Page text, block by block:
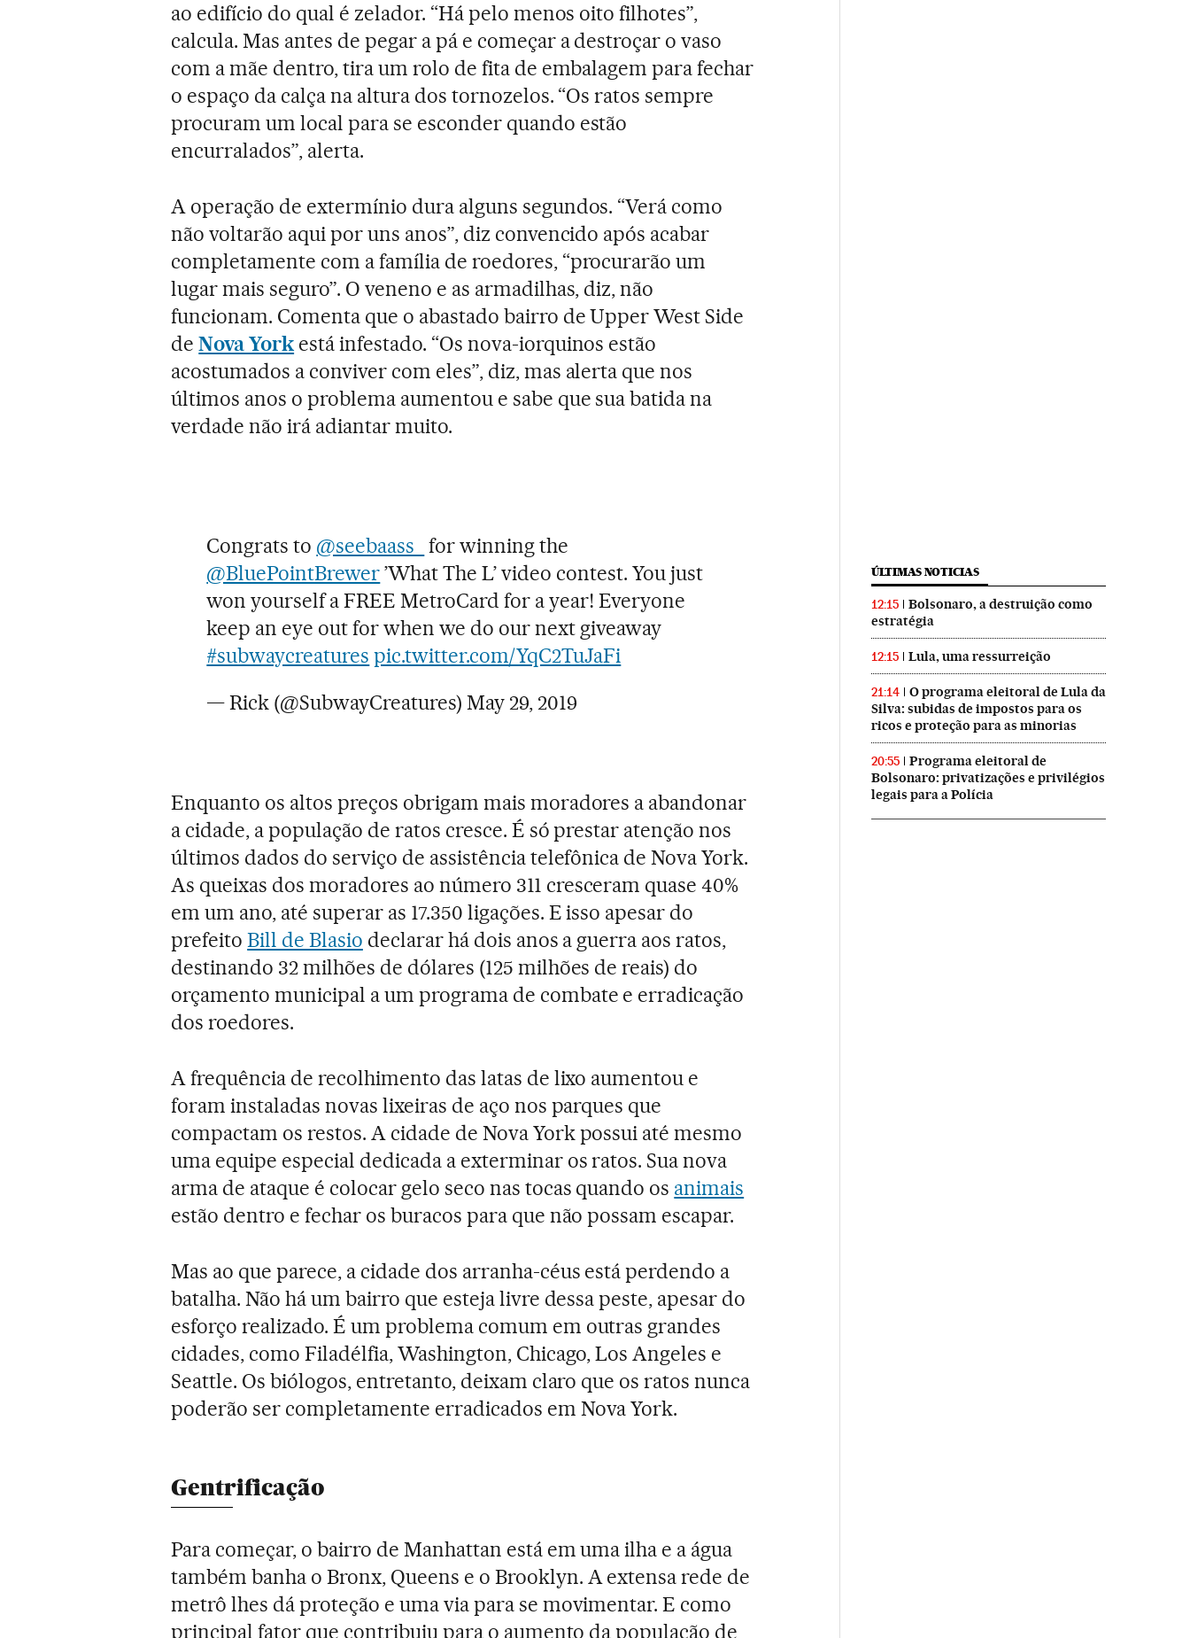
ao edifício do qual é zelador. “Há pelo menos oito filhotes”,
calcula. Mas antes de pegar a pá e começar a destroçar o vaso
com a mãe dentro, tira um rolo de fita de embalagem para fechar
o espaço da calça na altura dos tornozelos. “Os ratos sempre
procuram um local para se esconder quando estão
encurralados”, alerta.
A operação de extermínio dura alguns segundos. “Verá como
não voltarão aqui por uns anos”, diz convencido após acabar
completamente com a família de roedores, “procurarão um
lugar mais seguro”. O veneno e as armadilhas, diz, não
funcionam. Comenta que o abastado bairro de Upper West Side
deNova Yorkestá infestado. “Os nova-iorquinos estão
acostumados a conviver com eles”, diz, mas alerta que nos
últimos anos o problema aumentou e sabe que sua batida na
verdade não irá adiantar muito.
Congrats to @seebaass_
for winning the
@BluePointBrewer’What The L’ video contest. You just
won yourself a FREE MetroCard for a year! Everyone
keep an eye out for when we do our next giveaway
#subwaycreatures pic.twitter.com/YqC2TuJaFi
— Rick (@SubwayCreatures)May 29, 2019
Enquanto os altos preços obrigam mais moradores a abandonar
a cidade, a população de ratos cresce. É só prestar atenção nos
últimos dados do serviço de assistência telefônica de Nova York.
As queixas dos moradores ao número 311 cresceram quase 40%
em um ano, até superar as 17.350 ligações. E isso apesar do
prefeitoBill de Blasio declarar há dois anos a guerra aos ratos,
destinando 32 milhões de dólares (125 milhões de reais) do
orçamento municipal a um programa de combate e erradicação
dos roedores.
A frequência de recolhimento das latas de lixo aumentou e
foram instaladas novas lixeiras de aço nos parques que
compactam os restos. A cidade de Nova York possui até mesmo
uma equipe especial dedicada a exterminar os ratos. Sua nova
arma de ataque é colocar gelo seco nas tocas quando os animais
estão dentro e fechar os buracos para que não possam escapar.
Mas ao que parece, a cidade dos arranha-céus está perdendo a
batalha. Não há um bairro que esteja livre dessa peste, apesar do
esforço realizado. É um problema comum em outras grandes
cidades, como Filadélfia, Washington, Chicago, Los Angeles e
Seattle. Os biólogos, entretanto, deixam claro que os ratos nunca
poderão ser completamente erradicados em Nova York.
Gentrificação
Para começar, o bairro de Manhattan está em uma ilha e a água
também banha o Bronx, Queens e o Brooklyn. A extensa rede de
metrô lhes dá proteção e uma via para se movimentar. E como
principal fator que contribuiu para o aumento da população de
ÚLTIMAS NOTICIAS
12:15
Bolsonaro, a destruição como
estratégia
12:15 Lula, uma ressurreição
21:14
O programa eleitoral de Lula da
Silva: subidas de impostos para os
ricos e proteção para as minorias
20:55
Programa eleitoral de
Bolsonaro: privatizações e privilégios
legais para a Polícia